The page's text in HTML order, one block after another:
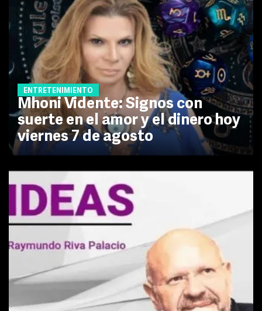
ENTRETENIMIENTO
Mhoni Vidente: Signos con
suerte en el amor y el dinero hoy
viernes 7 de agosto